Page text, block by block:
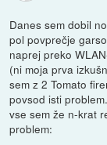
Danes sem dobil
pol povprečje
naprej preko
(ni moja prva
sem z 2 Tomato
povsod isti
vse sem že n-krat
problem: